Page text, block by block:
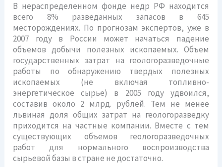
В нераспределенном фонде недр РФ находится
всего 8% разведанных запасов в 645
месторождениях. По прогнозам экспертов, уже в
2007 году в России может начаться падение
объемов добычи полезных ископаемых. Объем
государственных затрат на геологоразведочные
работы по обнаружению твердых полезных
ископаемых (не включая топливно-
энергетическое сырье) в 2005 году удвоился,
составив около 2 млрд. рублей. Тем не менее
львиная доля общих затрат на геологоразведку
приходится на частные компании. Вместе с тем
существующих объемов геологоразведочных
работ для нормального воспроизводства
сырьевой базы в стране не достаточно.